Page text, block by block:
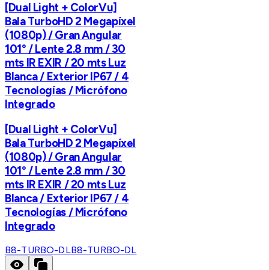
[Dual Light + ColorVu]
Bala TurboHD 2 Megapíxel
(1080p) / Gran Angular
101° / Lente 2.8 mm / 30
mts IR EXIR / 20 mts Luz
Blanca / Exterior IP67 / 4
Tecnologías / Micrófono
Integrado
[Dual Light + ColorVu]
Bala TurboHD 2 Megapíxel
(1080p) / Gran Angular
101° / Lente 2.8 mm / 30
mts IR EXIR / 20 mts Luz
Blanca / Exterior IP67 / 4
Tecnologías / Micrófono
Integrado
B8-TURBO-DLB8-TURBO-DL